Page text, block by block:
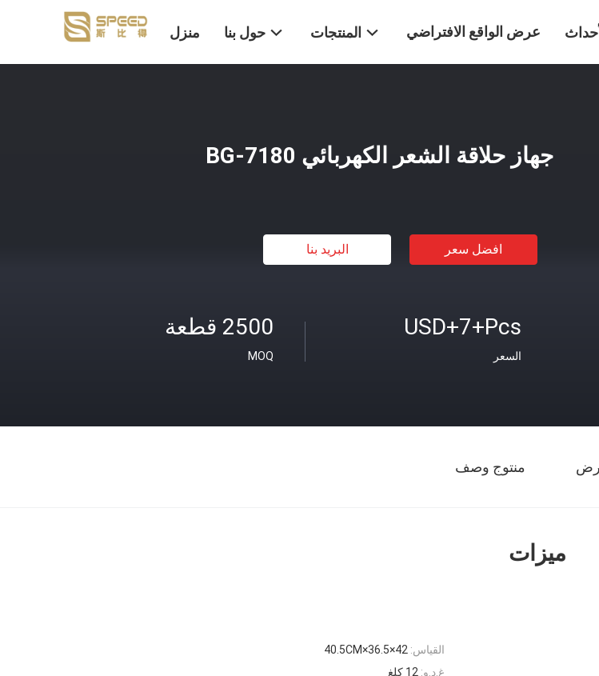
منزل حول بنا المنتجات عرض الواقع الافتراضي
جهاز حلاقة الشعر الكهربائي BG-7180
افضل سعر البريد بنا
2500 قطعة
MOQ
USD+7+Pcs
السعر
منتوج وصف
ميزات
القياس: 42×36.5×40.5CM
غ.د.و: 12 كلغ